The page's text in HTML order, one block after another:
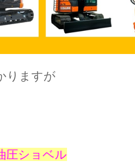
りますが
圧ショベル